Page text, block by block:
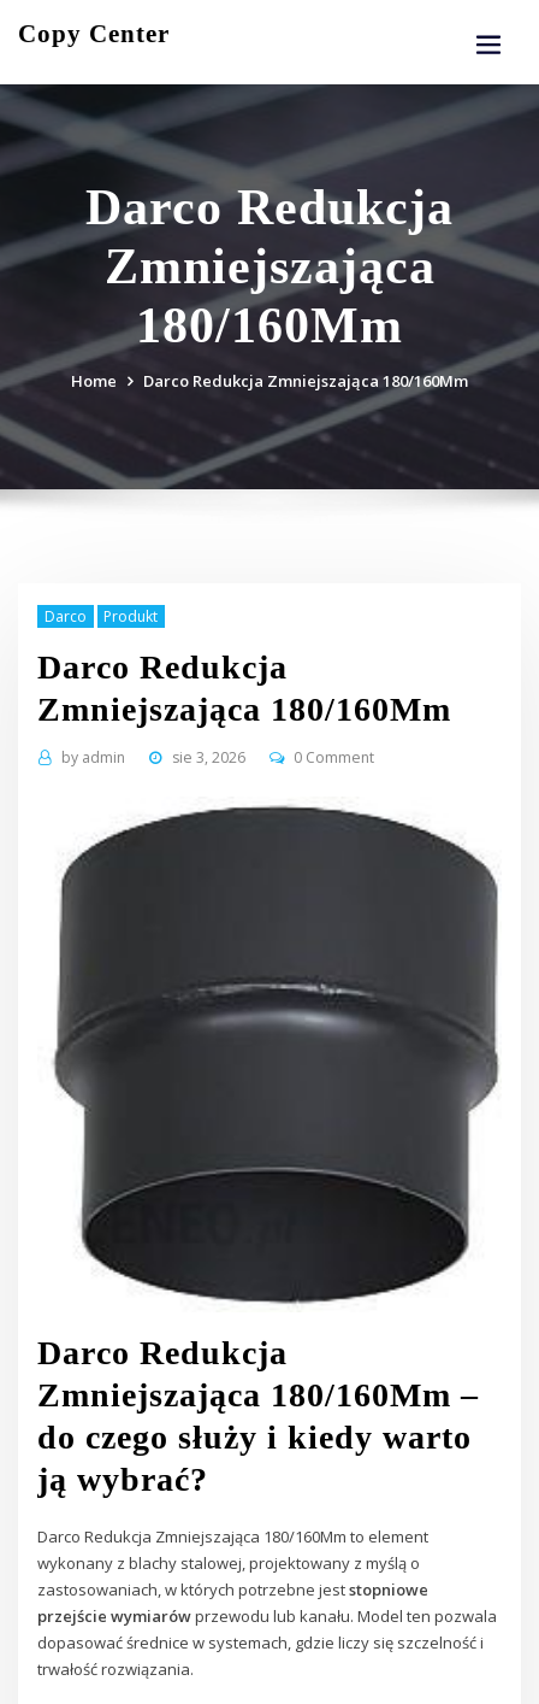
Copy Center
Darco Redukcja
Zmniejszająca
180/160Mm
Home Darco Redukcja Zmniejszająca 180/160Mm
Darco Produkt
Darco Redukcja
Zmniejszająca 180/160Mm
by admin sie 3, 2026 0 Comment
Darco Redukcja
Zmniejszająca 180/160Mm –
do czego służy i kiedy warto
ją wybrać?
Darco Redukcja Zmniejszająca 180/160Mm to element
wykonany z blachy stalowej, projektowany z myślą o
zastosowaniach, w których potrzebne jeststopniowe
przejście wymiarówprzewodu lub kanału. Model ten pozwala
dopasować średnice w systemach, gdzie liczy się szczelność i
trwałość rozwiązania.